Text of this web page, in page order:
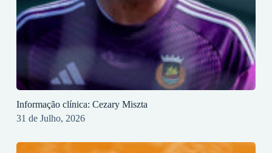
Informação clínica: Cezary Miszta
31 de Julho, 2026